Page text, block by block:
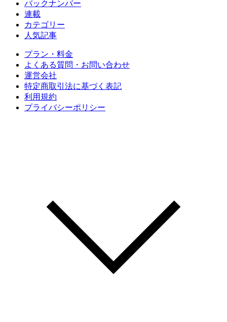
バックナンバー
連載
カテゴリー
人気記事
プラン・料金
よくある質問・お問い合わせ
運営会社
特定商取引法に基づく表記
利用規約
プライバシーポリシー